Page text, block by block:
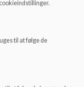
gælder:
men alene en
udtalelse i
bedømmelse
til at følge de